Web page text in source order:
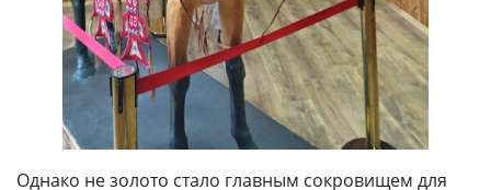
Однако не золото стало главным сокровищем для